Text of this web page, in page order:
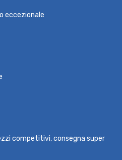
eccezionale
competitivi, consegna super